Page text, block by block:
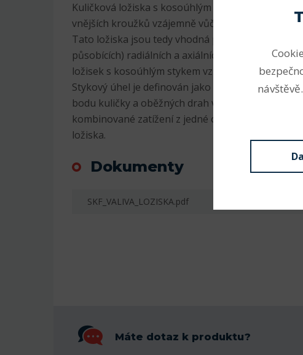
Kuličková ložiska s kosoúhlým stykem mají
vnějších kroužků vzájemně vůči sobě přesazené
Tato ložiska jsou tedy vhodná pro přenášení
působících) radiálních a axiálních zatížení. Axiální
ložisek s kosoúhlým stykem vzrůstá s rostoucím
Stykový úhel je definován jako úhel, který svírá
bodu kuličky a oběžných drah v radiální rovině,
kombinované zatížení z jedné oběžné dráhy na
ložiska.
Dokumenty
SKF_VALIVA_LOZISKA.pdf
Máte dotaz k produktu?